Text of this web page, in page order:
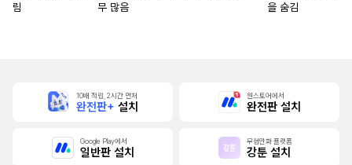
림
무 많음
을 숨김
10배 적립, 2시간 먼저
완전판+ 설치
원스토어에서
완전판 설치
Google Play에서
일반판 설치
무협만화 플랫폼
강툰 설치